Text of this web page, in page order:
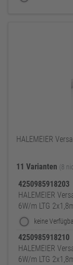
HALEMEIER
11 Varianten (8
4250985918203
HALEMEIER
6W/m LTG
keine
4250985918210
HALEMEIER
6W/m LTG